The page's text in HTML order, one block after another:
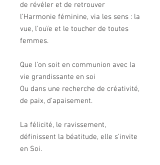
de révéler et de retrouver
l’Harmonie féminine, via les sens : la
vue, l’ouïe et le toucher de toutes
femmes.
Que l’on soit en communion avec la
vie grandissante en soi
Ou dans une recherche de créativité,
de paix, d’apaisement.
La félicité, le ravissement,
définissent la béatitude, elle s’invite
en Soi.